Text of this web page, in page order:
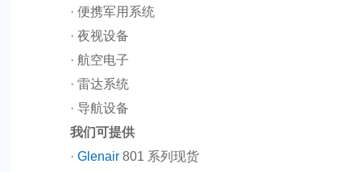
· 便携军用系统
· 夜视设备
· 航空电子
· 雷达系统
· 导航设备
我们可提供
· Glenair 801 系列现货